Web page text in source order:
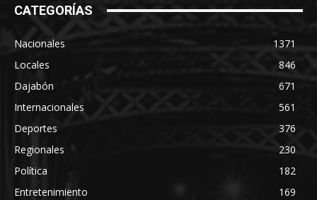
CATEGORÍAS
Nacionales
1371
Locales
846
Dajabón
671
Internacionales
561
Deportes
376
Regionales
230
Política
182
Entretenimiento
169